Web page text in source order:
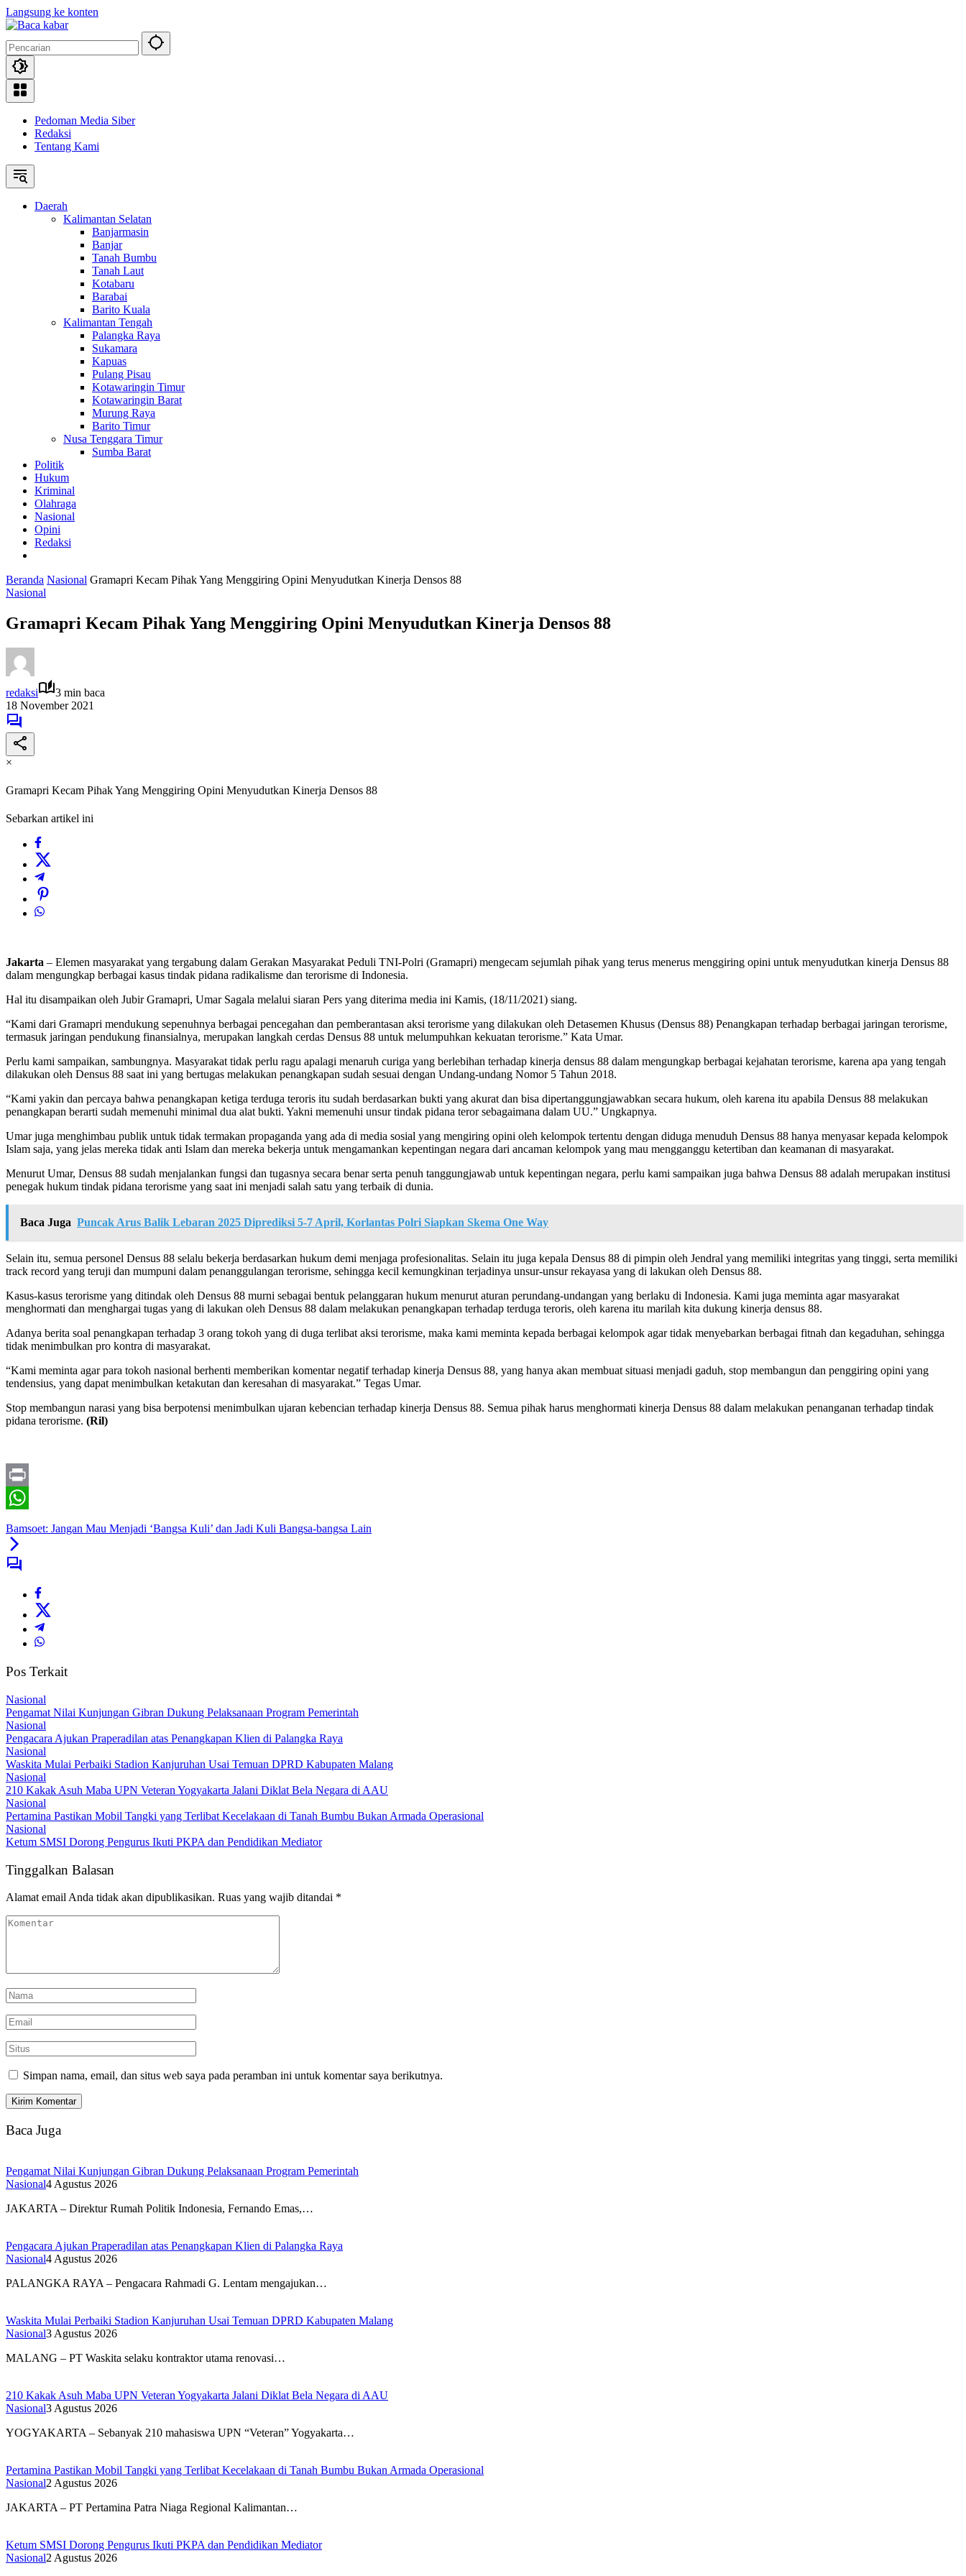
Langsung ke konten
Pedoman Media Siber
Redaksi
Tentang Kami
Daerah
Kalimantan Selatan
Banjarmasin
Banjar
Tanah Bumbu
Tanah Laut
Kotabaru
Barabai
Barito Kuala
Kalimantan Tengah
Palangka Raya
Sukamara
Kapuas
Pulang Pisau
Kotawaringin Timur
Kotawaringin Barat
Murung Raya
Barito Timur
Nusa Tenggara Timur
Sumba Barat
Politik
Hukum
Kriminal
Olahraga
Nasional
Opini
Redaksi
Beranda Nasional Gramapri Kecam Pihak Yang Menggiring Opini Menyudutkan Kinerja Densos 88
Nasional
Gramapri Kecam Pihak Yang Menggiring Opini Menyudutkan Kinerja Densos 88
redaksi
3 min baca
18 November 2021
×
Gramapri Kecam Pihak Yang Menggiring Opini Menyudutkan Kinerja Densos 88
Sebarkan artikel ini
Jakarta – Elemen masyarakat yang tergabung dalam Gerakan Masyarakat Peduli TNI-Polri (Gramapri) mengecam sejumlah pihak yang terus menerus menggiring opini untuk menyudutkan kinerja Densus 88
dalam mengungkap berbagai kasus tindak pidana radikalisme dan terorisme di Indonesia.
Hal itu disampaikan oleh Jubir Gramapri, Umar Sagala melalui siaran Pers yang diterima media ini Kamis, (18/11/2021) siang.
“Kami dari Gramapri mendukung sepenuhnya berbagai pencegahan dan pemberantasan aksi terorisme yang dilakukan oleh Detasemen Khusus (Densus 88) Penangkapan terhadap berbagai jaringan terorisme,
termasuk jaringan pendukung finansialnya, merupakan langkah cerdas Densus 88 untuk melumpuhkan kekuatan terorisme.” Kata Umar.
Perlu kami sampaikan, sambungnya. Masyarakat tidak perlu ragu apalagi menaruh curiga yang berlebihan terhadap kinerja densus 88 dalam mengungkap berbagai kejahatan terorisme, karena apa yang tengah
dilakukan oleh Densus 88 saat ini yang bertugas melakukan penangkapan sudah sesuai dengan Undang-undang Nomor 5 Tahun 2018.
“Kami yakin dan percaya bahwa penangkapan ketiga terduga teroris itu sudah berdasarkan bukti yang akurat dan bisa dipertanggungjawabkan secara hukum, oleh karena itu apabila Densus 88 melakukan
penangkapan berarti sudah memenuhi minimal dua alat bukti. Yakni memenuhi unsur tindak pidana teror sebagaimana dalam UU.” Ungkapnya.
Umar juga menghimbau publik untuk tidak termakan propaganda yang ada di media sosial yang mengiring opini oleh kelompok tertentu dengan diduga menuduh Densus 88 hanya menyasar kepada kelompok
Islam saja, yang jelas mereka tidak anti Islam dan mereka bekerja untuk mengamankan kepentingan negara dari ancaman kelompok yang mau mengganggu ketertiban dan keamanan di masyarakat.
Menurut Umar, Densus 88 sudah menjalankan fungsi dan tugasnya secara benar serta penuh tanggungjawab untuk kepentingan negara, perlu kami sampaikan juga bahwa Densus 88 adalah merupakan institusi
penegak hukum tindak pidana terorisme yang saat ini menjadi salah satu yang terbaik di dunia.
Baca Juga Puncak Arus Balik Lebaran 2025 Diprediksi 5-7 April, Korlantas Polri Siapkan Skema One Way
Selain itu, semua personel Densus 88 selalu bekerja berdasarkan hukum demi menjaga profesionalitas. Selain itu juga kepala Densus 88 di pimpin oleh Jendral yang memiliki integritas yang tinggi, serta memiliki
track record yang teruji dan mumpuni dalam penanggulangan terorisme, sehingga kecil kemungkinan terjadinya unsur-unsur rekayasa yang di lakukan oleh Densus 88.
Kasus-kasus terorisme yang ditindak oleh Densus 88 murni sebagai bentuk pelanggaran hukum menurut aturan perundang-undangan yang berlaku di Indonesia. Kami juga meminta agar masyarakat
menghormati dan menghargai tugas yang di lakukan oleh Densus 88 dalam melakukan penangkapan terhadap terduga teroris, oleh karena itu marilah kita dukung kinerja densus 88.
Adanya berita soal penangkapan terhadap 3 orang tokoh yang di duga terlibat aksi terorisme, maka kami meminta kepada berbagai kelompok agar tidak menyebarkan berbagai fitnah dan kegaduhan, sehingga
tidak menimbulkan pro kontra di masyarakat.
“Kami meminta agar para tokoh nasional berhenti memberikan komentar negatif terhadap kinerja Densus 88, yang hanya akan membuat situasi menjadi gaduh, stop membangun dan penggiring opini yang
tendensius, yang dapat menimbulkan ketakutan dan keresahan di masyarakat.” Tegas Umar.
Stop membangun narasi yang bisa berpotensi menimbulkan ujaran kebencian terhadap kinerja Densus 88. Semua pihak harus menghormati kinerja Densus 88 dalam melakukan penanganan terhadap tindak
pidana terorisme. (Ril)
Print
Bamsoet: Jangan Mau Menjadi ‘Bangsa Kuli’ dan Jadi Kuli Bangsa-bangsa Lain
Pos Terkait
Nasional
Pengamat Nilai Kunjungan Gibran Dukung Pelaksanaan Program Pemerintah
Nasional
Pengacara Ajukan Praperadilan atas Penangkapan Klien di Palangka Raya
Nasional
Waskita Mulai Perbaiki Stadion Kanjuruhan Usai Temuan DPRD Kabupaten Malang
Nasional
210 Kakak Asuh Maba UPN Veteran Yogyakarta Jalani Diklat Bela Negara di AAU
Nasional
Pertamina Pastikan Mobil Tangki yang Terlibat Kecelakaan di Tanah Bumbu Bukan Armada Operasional
Nasional
Ketum SMSI Dorong Pengurus Ikuti PKPA dan Pendidikan Mediator
Tinggalkan Balasan
Alamat email Anda tidak akan dipublikasikan. Ruas yang wajib ditandai *
Simpan nama, email, dan situs web saya pada peramban ini untuk komentar saya berikutnya.
Baca Juga
Pengamat Nilai Kunjungan Gibran Dukung Pelaksanaan Program Pemerintah
Nasional4 Agustus 2026
JAKARTA – Direktur Rumah Politik Indonesia, Fernando Emas,…
Pengacara Ajukan Praperadilan atas Penangkapan Klien di Palangka Raya
Nasional4 Agustus 2026
PALANGKA RAYA – Pengacara Rahmadi G. Lentam mengajukan…
Waskita Mulai Perbaiki Stadion Kanjuruhan Usai Temuan DPRD Kabupaten Malang
Nasional3 Agustus 2026
MALANG – PT Waskita selaku kontraktor utama renovasi…
210 Kakak Asuh Maba UPN Veteran Yogyakarta Jalani Diklat Bela Negara di AAU
Nasional3 Agustus 2026
YOGYAKARTA – Sebanyak 210 mahasiswa UPN “Veteran” Yogyakarta…
Pertamina Pastikan Mobil Tangki yang Terlibat Kecelakaan di Tanah Bumbu Bukan Armada Operasional
Nasional2 Agustus 2026
JAKARTA – PT Pertamina Patra Niaga Regional Kalimantan…
Ketum SMSI Dorong Pengurus Ikuti PKPA dan Pendidikan Mediator
Nasional2 Agustus 2026